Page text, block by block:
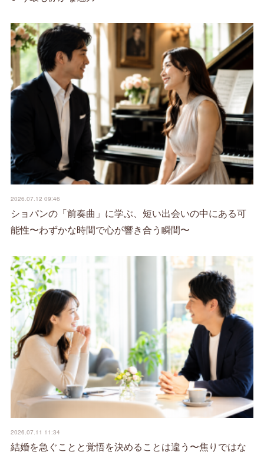
2026.07.12 09:46
ショパンの「前奏曲」に学ぶ、短い出会いの中にある可
能性〜わずかな時間で心が響き合う瞬間〜
2026.07.11 11:34
結婚を急ぐことと覚悟を決めることは違う〜焦りではな